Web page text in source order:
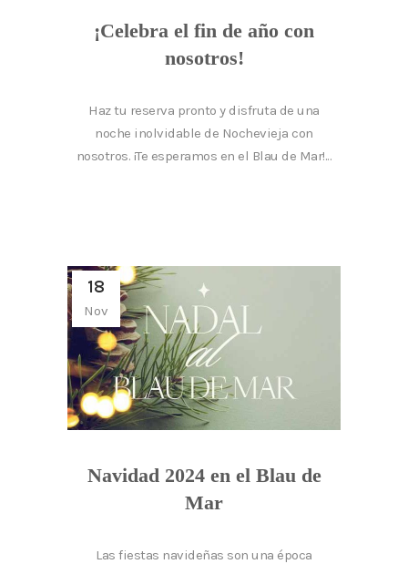
¡Celebra el fin de año con
nosotros!
Haz tu reserva pronto y disfruta de una
noche inolvidable de Nochevieja con
nosotros. ¡Te esperamos en el Blau de Mar!...
18
Nov
Navidad 2024 en el Blau de
Mar
Las fiestas navideñas son una época